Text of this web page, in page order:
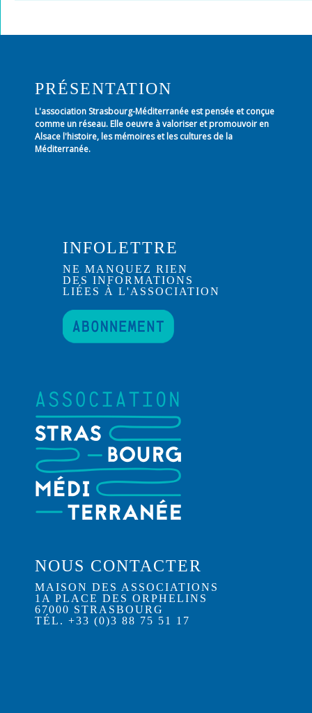
PRÉSENTATION
L'association Strasbourg-Méditerranée est pensée et conçue
comme un réseau. Elle oeuvre à valoriser et promouvoir en
Alsace l'histoire, les mémoires et les cultures de la
Méditerranée.
INFOLETTRE
NE MANQUEZ RIEN
DES INFORMATIONS
LIÉES À L'ASSOCIATION
NOUS CONTACTER
MAISON DES ASSOCIATIONS
1A PLACE DES ORPHELINS
67000 STRASBOURG
TÉL. +33 (0)3 88 75 51 17